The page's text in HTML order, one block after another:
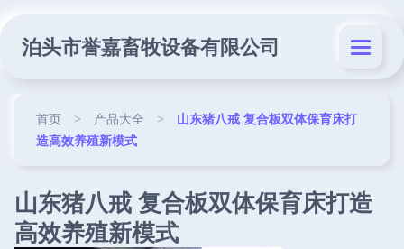
泊头市誉嘉畜牧设备有限公司
首页 > 产品大全 >
山东猪八戒 复合板双体保育床打
造高效养殖新模式
山东猪八戒 复合板双体保育床打造
高效养殖新模式